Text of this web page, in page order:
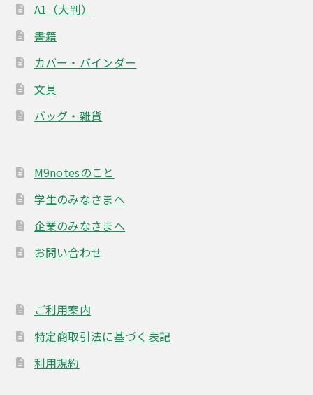
A1（大判）
書籍
カバー・バインダー
文具
バッグ・雑貨
M9notesのこと
学生のみなさまへ
企業のみなさまへ
お問い合わせ
ご利用案内
特定商取引法に基づく表記
利用規約